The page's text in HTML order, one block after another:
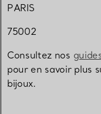
PARIS
75002
Consultez nos
pour en savoir plus
bijoux.